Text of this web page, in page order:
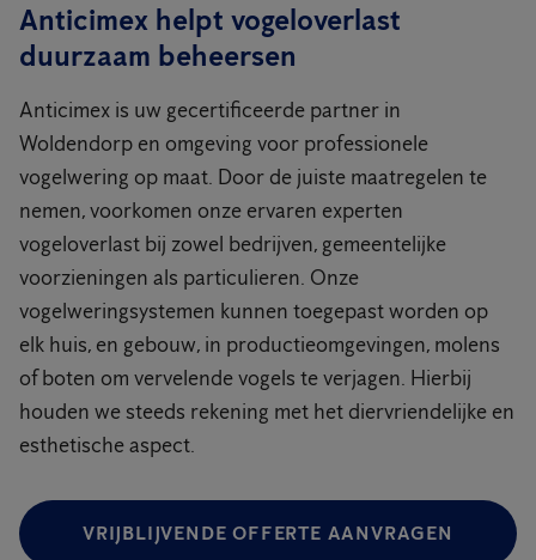
Anticimex helpt vogeloverlast
duurzaam beheersen
Anticimex is uw gecertificeerde partner in
Woldendorp en omgeving voor professionele
vogelwering op maat. Door de juiste maatregelen te
nemen, voorkomen onze ervaren experten
vogeloverlast bij zowel bedrijven, gemeentelijke
voorzieningen als particulieren. Onze
vogelweringsystemen kunnen toegepast worden op
elk huis, en gebouw, in productieomgevingen, molens
of boten om vervelende vogels te verjagen. Hierbij
houden we steeds rekening met het diervriendelijke en
esthetische aspect.
VRIJBLIJVENDE OFFERTE AANVRAGEN